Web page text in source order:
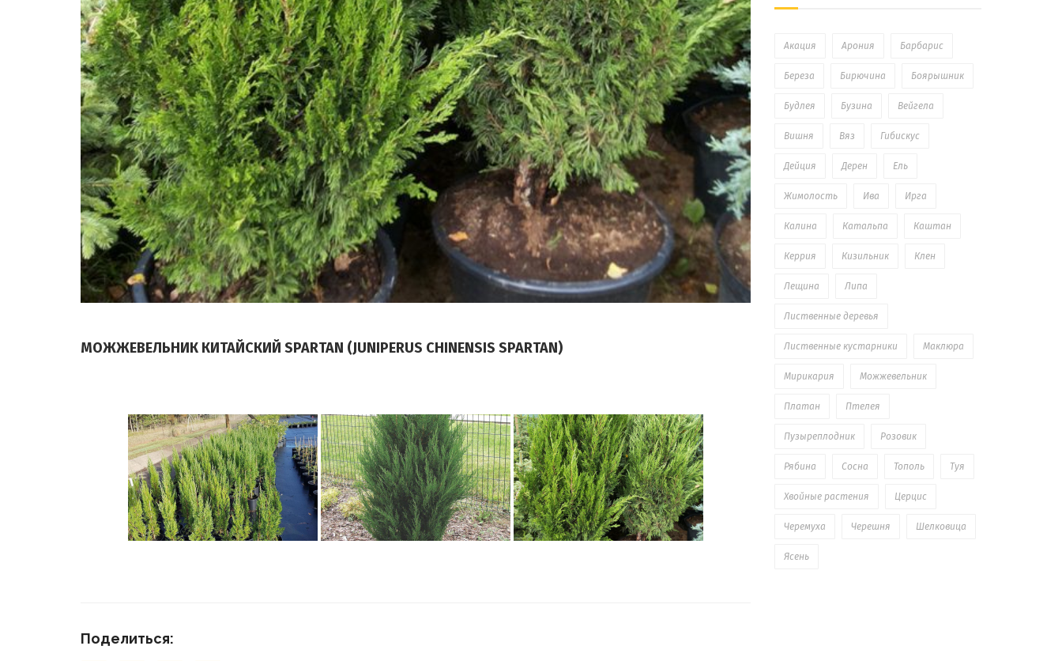
МОЖЖЕВЕЛЬНИК КИТАЙСКИЙ SPARTAN (JUNIPERUS CHINENSIS SPARTAN)
Поделиться:
Акация Арония Барбарис
Береза Бирючина Боярышник
Будлея Бузина Вейгела
Вишня Вяз Гибискус
Дейция Дерен Ель
Жимолость Ива Ирга
Калина Катальпа Каштан
Керрия Кизильник Клен
Лещина Липа
Лиственные деревья
Лиственные кустарники Маклюра
Мирикария Можжевельник
Платан Птелея
Пузыреплодник Розовик
Рябина Сосна Тополь Туя
Хвойные растения Церцис
Черемуха Черешня Шелковица
Ясень